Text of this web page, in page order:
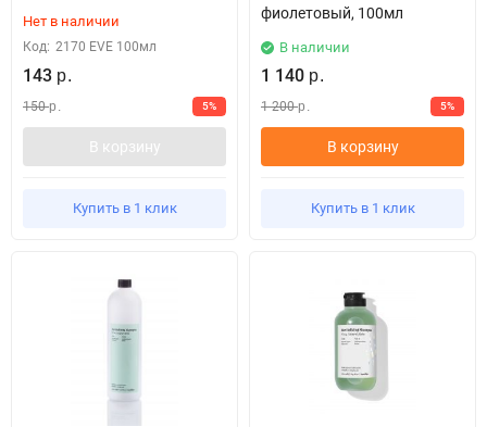
Нет в наличии
Код: 2170 EVE 100мл
143 р.
150 р. 5%
В корзину
Купить в 1 клик
фиолетовый, 100мл
В наличии
1 140 р.
1 200 р. 5%
В корзину
Купить в 1 клик